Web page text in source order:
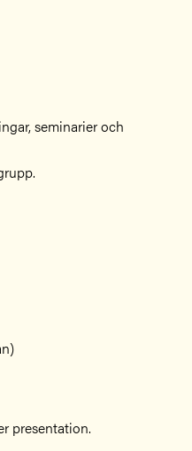
seminarier och
presentation.